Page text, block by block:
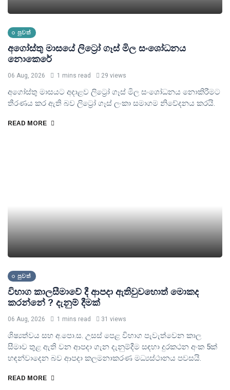
පුවත්
අගෝස්තු මාසයේ ලිට්‍රෝ ගෑස් මිල සංශෝධනය
නොකෙරේ
06 Aug, 2026 1 mins read 29 views
අගෝස්තු මාසයට අදාළව ලිට්‍රෝ ගෑස් මිල සංශෝධනය නොකිරීමට
තීරණය කර ඇති බව ලිට්‍රෝ ගෑස් ලංකා සමාගම නිවේදනය කරයි.
READ MORE
පුවත්
විභාග කාලසීමාවේ දී ආපදා ඇතිවුවහොත් මොකද
කරන්නේ ? දැනුම් දීමක්
06 Aug, 2026 1 mins read 31 views
ශිෂ්‍යත්වය සහ අ.පො.ස. උසස් පෙළ විභාග පැවැත්වෙන කාල
සීමාව තුළ ඇති වන ආපදා ගැන දැනුම්දීම සඳහා දුරකථන අංක 5ක්
හඳන්වාදෙන බව ආපදා කලමනාකරණ මධ්‍යස්ථානය පවසයි.
READ MORE